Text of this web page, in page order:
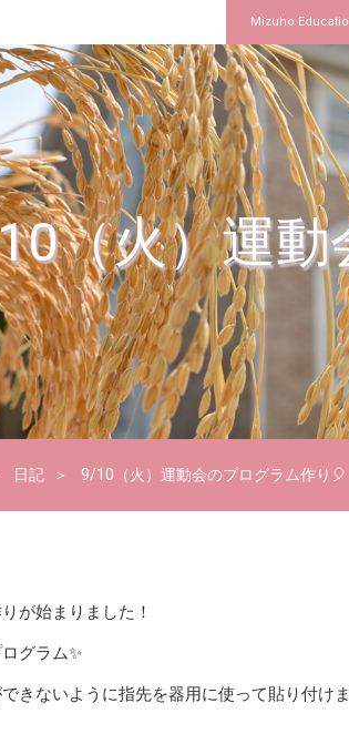
Mizuho
（火）運動
日記 9/10（火）運動会のプログラム作り🎈
が始まりました！
グラム✨
きないように指先を器用に使って貼り付けま